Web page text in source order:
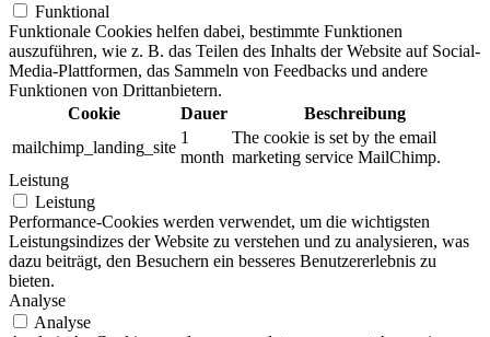
Funktional
Funktionale Cookies helfen dabei, bestimmte Funktionen
auszuführen, wie z. B. das Teilen des Inhalts der Website auf Social-
Media-Plattformen, das Sammeln von Feedbacks und andere
Funktionen von Drittanbietern.
Cookie
Dauer
Beschreibung
mailchimp_landing_site
1
month
The cookie is set by the email
marketing service MailChimp.
Leistung
Leistung
Performance-Cookies werden verwendet, um die wichtigsten
Leistungsindizes der Website zu verstehen und zu analysieren, was
dazu beiträgt, den Besuchern ein besseres Benutzererlebnis zu
bieten.
Analyse
Analyse